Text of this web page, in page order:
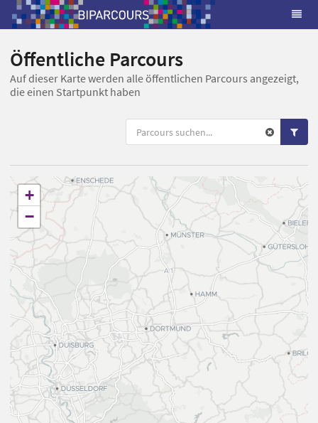
Öffentliche Parcours
Auf dieser Karte werden alle öffentlichen Parcours angezeigt,
die einen Startpunkt haben
+
−